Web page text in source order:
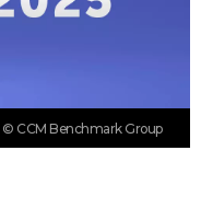
© CCM Benchmark Group